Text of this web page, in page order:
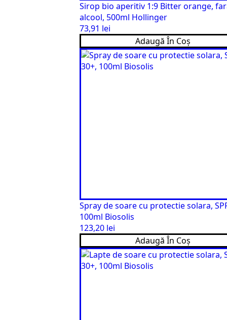
Sirop bio aperitiv 1:9 Bitter orange,
alcool, 500ml Hollinger
73,91 lei
Adaugă În Coș
Spray de soare cu protectie solara,
100ml Biosolis
123,20 lei
Adaugă În Coș